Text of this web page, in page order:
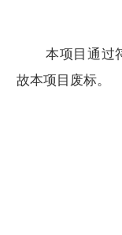
本项目通过
故本项目废标。